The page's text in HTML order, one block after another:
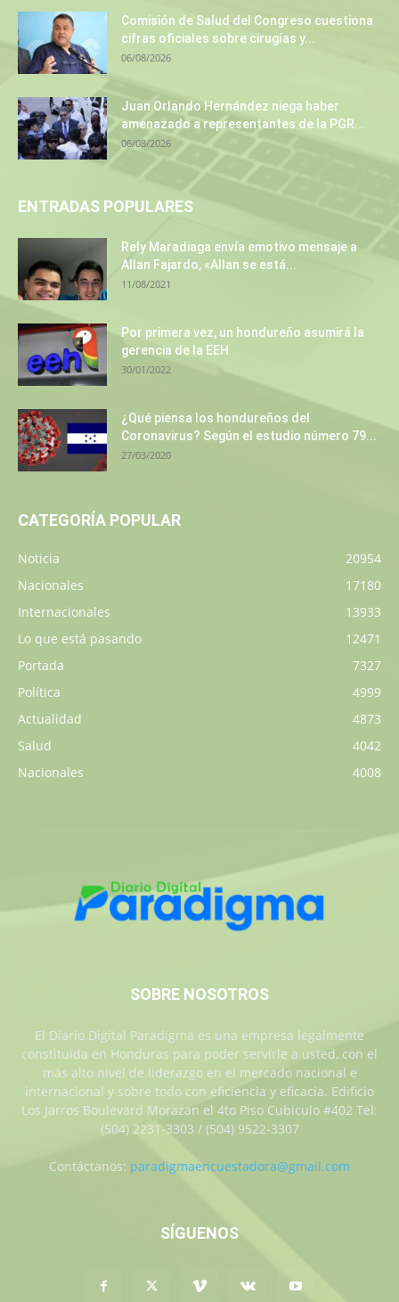
Comisión de Salud del Congreso cuestiona
cifras oficiales sobre cirugías y...
06/08/2026
Juan Orlando Hernández niega haber
amenazado a representantes de la PGR...
06/08/2026
ENTRADAS POPULARES
Rely Maradiaga envía emotivo mensaje a
Allan Fajardo, «Allan se está...
11/08/2021
Por primera vez, un hondureño asumirá la
gerencia de la EEH
30/01/2022
¿Qué piensa los hondureños del
Coronavirus? Según el estudio número 79...
27/03/2020
CATEGORÍA POPULAR
Noticia
20954
Nacionales
17180
Internacionales
13933
Lo que está pasando
12471
Portada
7327
Política
4999
Actualidad
4873
Salud
4042
Nacionales
4008
SOBRE NOSOTROS
El Diario Digital Paradigma es una empresa legalmente
constituida en Honduras para poder servirle a usted, con el
más alto nivel de liderazgo en el mercado nacional e
internacional y sobre todo con eficiencia y eficacia. Edificio
Los Jarros Boulevard Morazan el 4to Piso Cubiculo #402 Tel:
(504) 2231-3303 / (504) 9522-3307
Contáctanos: paradigmaencuestadora@gmail.com
SÍGUENOS